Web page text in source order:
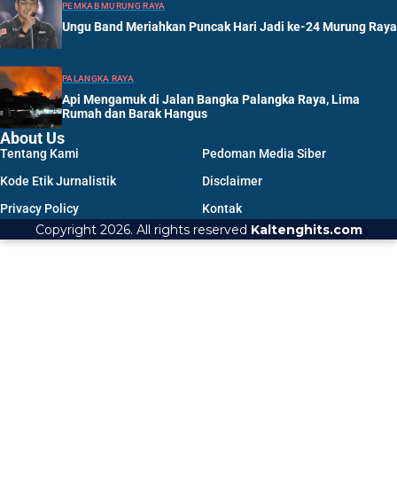
PEMKAB MURUNG RAYA
Ungu Band Meriahkan Puncak Hari Jadi ke-24 Murung Raya
PALANGKA RAYA
Api Mengamuk di Jalan Bangka Palangka Raya, Lima
Rumah dan Barak Hangus
About Us
Tentang Kami
Pedoman Media Siber
Kode Etik Jurnalistik
Disclaimer
Privacy Policy
Kontak
Copyright 2026. All rights reserved Kaltenghits.com